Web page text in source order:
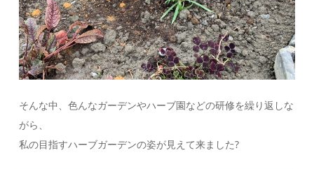
そんな中、色んなガーデンやハーブ園などの研修を繰り返しな
がら、
私の目指すハーブガーデンの姿が見えて来ました?